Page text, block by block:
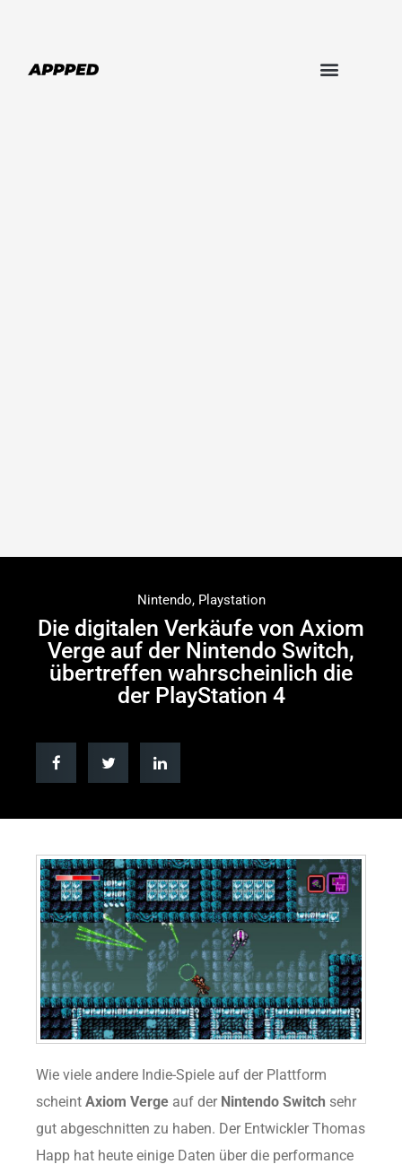
Nintendo, Playstation
Die digitalen Verkäufe von Axiom
Verge auf der Nintendo Switch,
übertreffen wahrscheinlich die
der PlayStation 4
Wie viele andere Indie-Spiele auf der Plattform
scheint Axiom Verge auf der Nintendo Switch sehr
gut abgeschnitten zu haben. Der Entwickler Thomas
Happ hat heute einige Daten über die performance